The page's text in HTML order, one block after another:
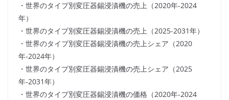
・世界のタイプ別変圧器錫浸漬機の売上（2020年-2024
年）
・世界のタイプ別変圧器錫浸漬機の売上（2025-2031年）
・世界のタイプ別変圧器錫浸漬機の売上シェア（2020
年-2024年）
・世界のタイプ別変圧器錫浸漬機の売上シェア（2025
年-2031年）
・世界のタイプ別変圧器錫浸漬機の価格（2020年-2024